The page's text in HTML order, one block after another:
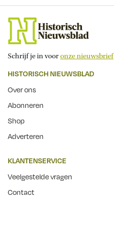
Schrijf je in vooronze nieuwsbrief
HISTORISCH NIEUWSBLAD
Over ons
Abonneren
Shop
Adverteren
KLANTENSERVICE
Veelgestelde vragen
Contact